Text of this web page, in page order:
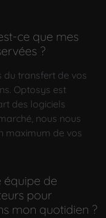
ce que mes
?
du transfert de vos
Optosys est
des logiciels
nous nous
maximum de vos
équipe de
pour
mon quotidien ?